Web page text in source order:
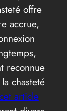
offre
accrue,
reconnue
chasteté
article